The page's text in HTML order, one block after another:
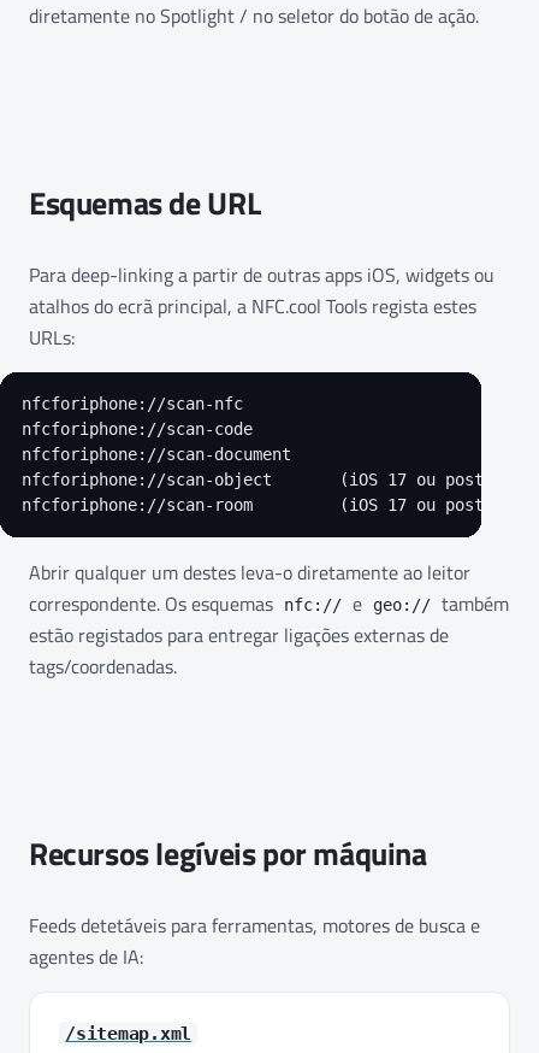
diretamente no Spotlight / no seletor do botão de ação.
Esquemas de URL
Para deep-linking a partir de outras apps iOS, widgets ou
atalhos do ecrã principal, a NFC.cool Tools regista estes
URLs:
nfcforiphone://scan-nfc
nfcforiphone://scan-code
nfcforiphone://scan-document
nfcforiphone://scan-object       (iOS 17 ou
nfcforiphone://scan-room         (iOS 17 ou
Abrir qualquer um destes leva-o diretamente ao leitor
correspondente. Os esquemas
nfc:// e geo:// também
estão registados para entregar ligações externas de
tags/coordenadas.
Recursos legíveis por máquina
Feeds detetáveis para ferramentas, motores de busca e
agentes de IA:
/sitemap.xml